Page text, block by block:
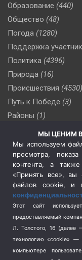
Образование (440)
Общество (48)
Погода (1280)
Поддержка
Политика (4396)
Природа (16)
Происшествия (4530)
Путь к Победе (3)
Районы (1)
(510)
Сельское хозяйство
Социальная политика
Спецоперация в
Спецоперация на
Спорт (740)
Терроризм (1)
Транспорт (262)
Туризм (178)
МЫ ЦЕНИМ
Мы используем
просмотра,
контента, а
«Принять все», вы
файлов cookie, и
Этот сайт
предоставляемый
Л. Толстого, 16 (далее
технологию «cookie» —
компьютере